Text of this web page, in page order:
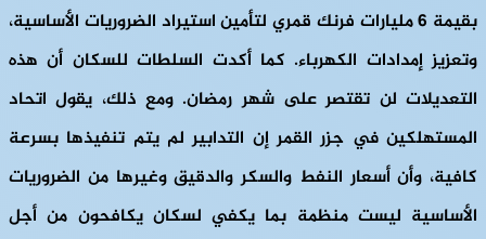
بقيمة 6 مليارات فرنك قمري لتأمين استيراد الضروريات الأساسية،
وتعزيز إمدادات الكهرباء. كما أكدت السلطات للسكان أن هذه
التعديلات لن تقتصر على شهر رمضان. ومع ذلك، يقول اتحاد
المستهلكين في جزر القمر إن التدابير لم يتم تنفيذها بسرعة
كافية، وأن أسعار النفط والسكر والدقيق وغيرها من الضروريات
الأساسية ليست منظمة بما يكفي لسكان يكافحون من أجل